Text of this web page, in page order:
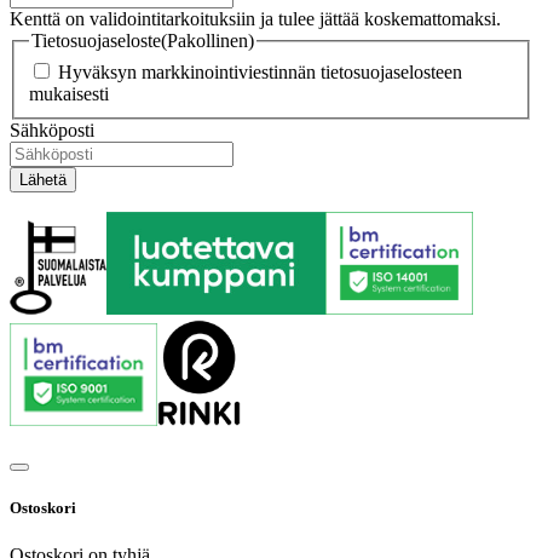
Kenttä on validointitarkoituksiin ja tulee jättää koskemattomaksi.
Tietosuojaseloste(Pakollinen)
Hyväksyn markkinointiviestinnän tietosuojaselosteen
mukaisesti
Sähköposti
Ostoskori